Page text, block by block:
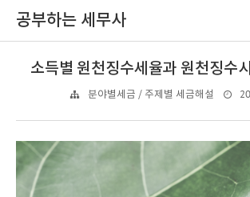
공부하는 세무사
소득별 원천징수세율과 원천징수
분야별세금 / 주제별 세금해설